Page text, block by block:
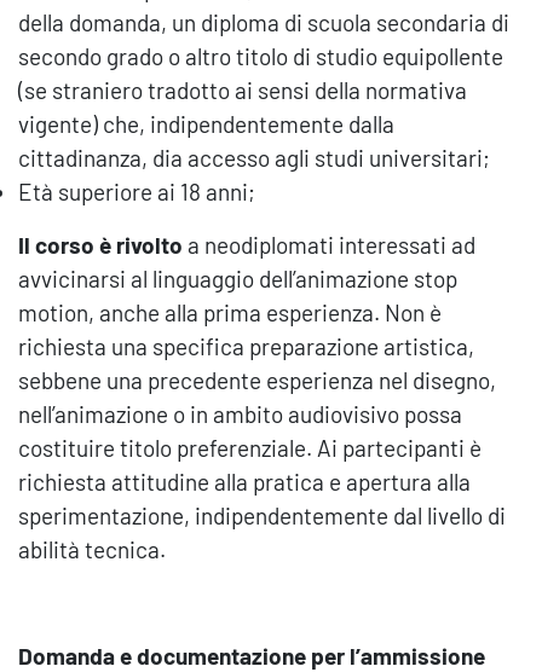
della domanda, un diploma di scuola secondaria di
secondo grado o altro titolo di studio equipollente
(se straniero tradotto ai sensi della normativa
vigente) che, indipendentemente dalla
cittadinanza, dia accesso agli studi universitari;
Età superiore ai 18 anni;
Il corso è rivolto a neodiplomati interessati ad
avvicinarsi al linguaggio dell’animazione stop
motion, anche alla prima esperienza. Non è
richiesta una specifica preparazione artistica,
sebbene una precedente esperienza nel disegno,
nell’animazione o in ambito audiovisivo possa
costituire titolo preferenziale. Ai partecipanti è
richiesta attitudine alla pratica e apertura alla
sperimentazione, indipendentemente dal livello di
abilità tecnica.
Domanda e documentazione per l’ammissione